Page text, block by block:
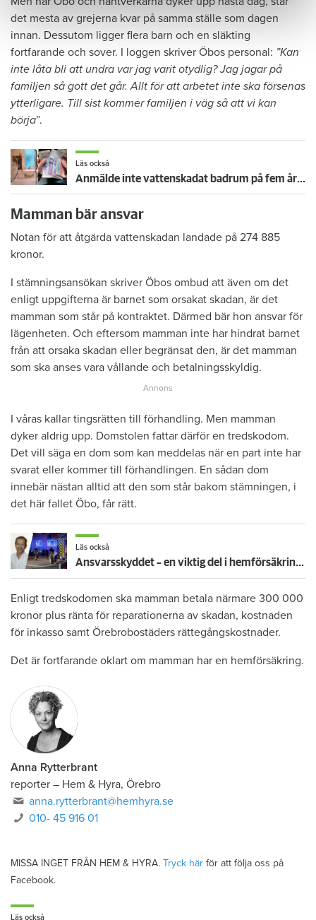
det mesta av grejerna kvar på samma ställe som dagen
innan. Dessutom ligger flera barn och en släkting
fortfarande och sover. I loggen skriver Öbos personal: ”Kan
inte låta bli att undra var jag varit otydlig? Jag jagar på
familjen så gott det går. Allt för att arbetet inte ska försenas
ytterligare. Till sist kommer familjen i väg så att vi kan
börja”.
Läs också
Anmälde inte vattenskadat badrum på fem år – krävs på 125 000 kronor
Mamman bär ansvar
Notan för att åtgärda vattenskadan landade på 274 885
kronor.
I stämningsansökan skriver Öbos ombud att även om det
enligt uppgifterna är barnet som orsakat skadan, är det
mamman som står på kontraktet. Därmed bär hon ansvar för
lägenheten. Och eftersom mamman inte har hindrat barnet
från att orsaka skadan eller begränsat den, är det mamman
som ska anses vara vållande och betalningsskyldig.
I våras kallar tingsrätten till förhandling. Men mamman
dyker aldrig upp. Domstolen fattar därför en tredskodom.
Det vill säga en dom som kan meddelas när en part inte har
svarat eller kommer till förhandlingen. En sådan dom
innebär nästan alltid att den som står bakom stämningen, i
det här fallet Öbo, får rätt.
Läs också
Ansvarsskyddet – en viktig del i hemförsäkringen
Enligt tredskodomen ska mamman betala närmare 300 000
kronor plus ränta för reparationerna av skadan, kostnaden
för inkasso samt Örebrobostäders rättegångskostnader.
Det är fortfarande oklart om mamman har en hemförsäkring.
Anna Rytterbrant
reporter – Hem & Hyra, Örebro
anna.rytterbrant@hemhyra.se
010- 45 916 01
MISSA INGET FRÅN HEM & HYRA. Tryck här för att följa oss på
Facebook.
Läs också